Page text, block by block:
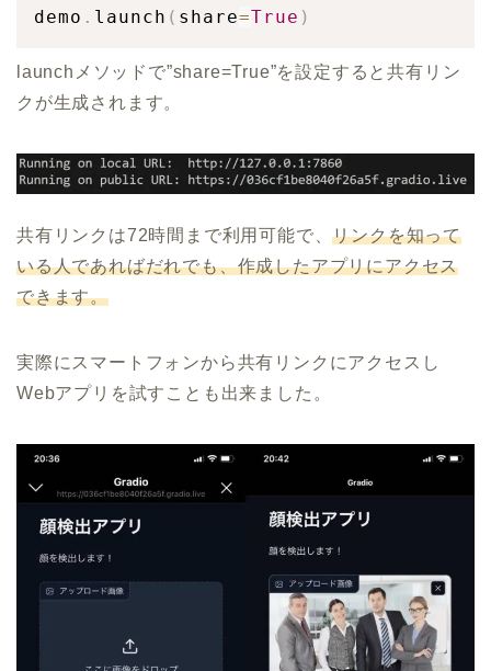
demo . launch ( share=True )
launchメソッドで”share=True”を設定すると共有リン
クが生成されます。
共有リンクは72時間まで利用可能で、リンクを知って
いる人であればだれでも、作成したアプリにアクセス
できます。
実際にスマートフォンから共有リンクにアクセスし
Webアプリを試すことも出来ました。